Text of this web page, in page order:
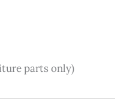
parts only)